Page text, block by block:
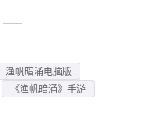
渔帆暗涌电脑版
《渔帆暗涌》手游